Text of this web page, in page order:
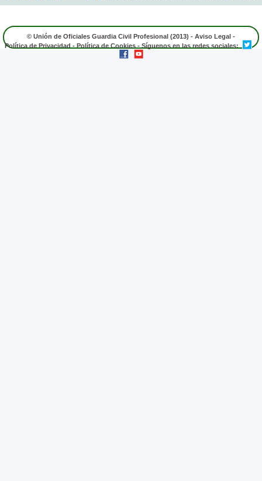
© Unión de Oficiales Guardia Civil Profesional (2013) - Aviso Legal -
Política de Privacidad-Política de Cookies- Síguenos en las redes sociales: